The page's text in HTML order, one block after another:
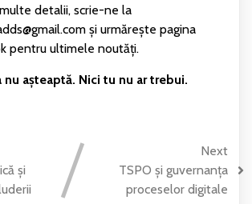
detalii, scrie-ne la
și urmărește pagina
pentru ultimele noutăți.
nu așteaptă. Nici tu nu ar trebui.
și
Next
TSPO și guvernanța
proceselor digitale